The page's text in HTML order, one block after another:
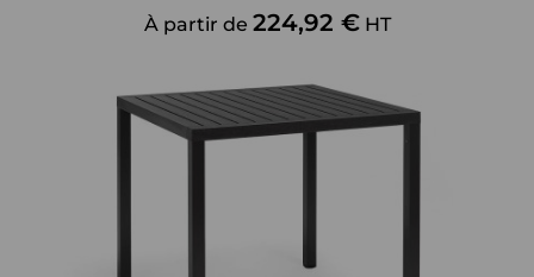
À partir de 224,92 €HT